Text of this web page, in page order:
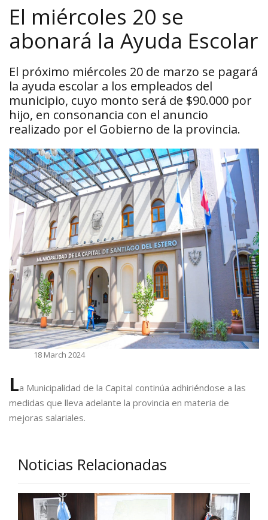
El miércoles 20 se
abonará la Ayuda Escolar
El próximo miércoles 20 de marzo se pagará
la ayuda escolar a los empleados del
municipio, cuyo monto será de $90.000 por
hijo, en consonancia con el anuncio
realizado por el Gobierno de la provincia.
18 March 2024
La Municipalidad de la Capital continúa adhiriéndose a las
medidas que lleva adelante la provincia en materia de
mejoras salariales.
Noticias Relacionadas